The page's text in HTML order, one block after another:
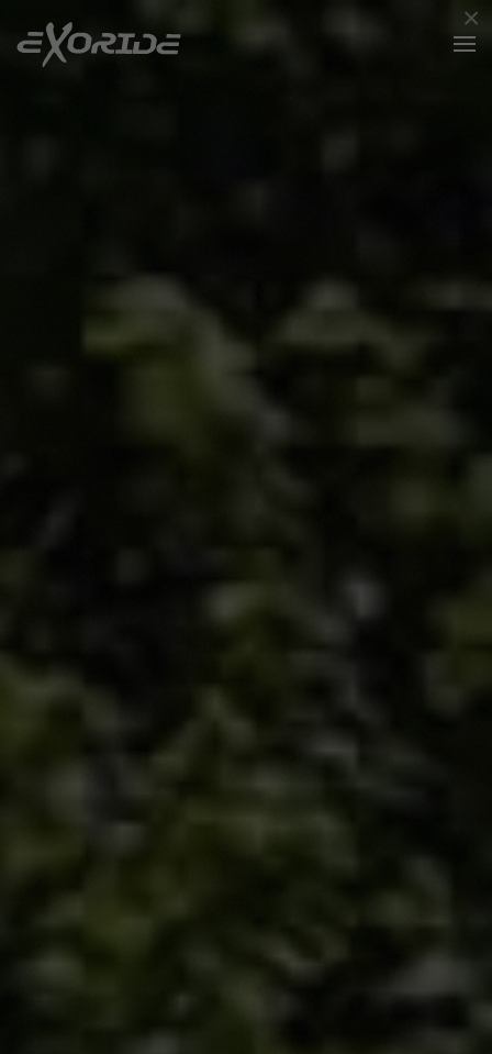
Zum Hauptinhalt springen
×